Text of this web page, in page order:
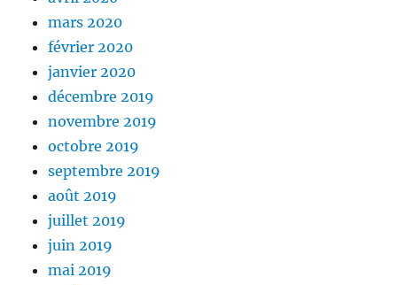
mars 2020
février 2020
janvier 2020
décembre 2019
novembre 2019
octobre 2019
septembre 2019
août 2019
juillet 2019
juin 2019
mai 2019